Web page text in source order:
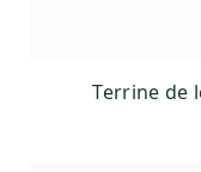
Terrine de